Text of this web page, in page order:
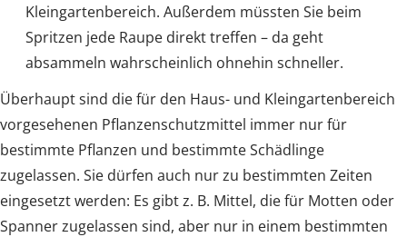
Kleingartenbereich. Außerdem müssten Sie beim
Spritzen jede Raupe direkt treffen – da geht
absammeln wahrscheinlich ohnehin schneller.
Überhaupt sind die für den Haus- und Kleingartenbereich
vorgesehenen Pflanzenschutzmittel immer nur für
bestimmte Pflanzen und bestimmte Schädlinge
zugelassen. Sie dürfen auch nur zu bestimmten Zeiten
eingesetzt werden: Es gibt z. B. Mittel, die für Motten oder
Spanner zugelassen sind, aber nur in einem bestimmten